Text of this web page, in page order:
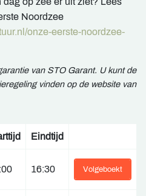
Noordzee
onze-eerste-noordzee-
van STO Garant. U kunt de
vinden op de website van
Eindtijd
16:30 Volgeboekt